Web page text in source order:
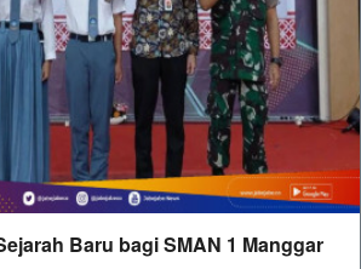
Baru bagi SMAN 1 Manggar